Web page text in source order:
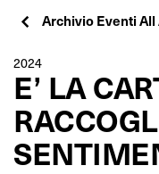
Archivio Eventi All
2024
E’ LA